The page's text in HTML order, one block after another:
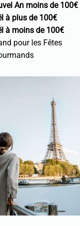
An moins de 100€
à plus de 100€
à moins de 100€
pour les Fêtes